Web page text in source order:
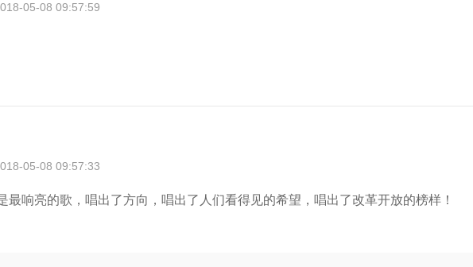
05-08 09:57:59
05-08 09:57:33
最响亮的歌，唱出了方向，唱出了人们看得见的希望，唱出了改革开放的榜样！